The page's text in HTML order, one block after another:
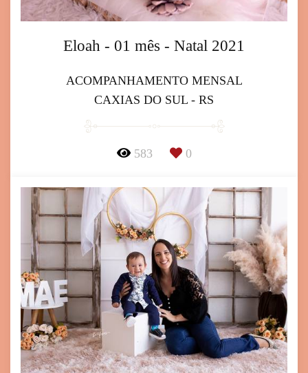
Eloah - 01 mês - Natal 2021
ACOMPANHAMENTO MENSAL
CAXIAS DO SUL - RS
583 0